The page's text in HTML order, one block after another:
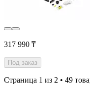
317 990 ₸
Под заказ
Страница 1 из 2 • 49